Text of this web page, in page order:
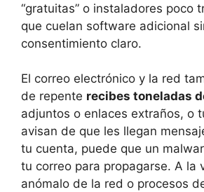
“gratuitas” o instaladores poco
que cuelan software adicional
consentimiento claro.
El correo electrónico y la red
de repente recibes toneladas
adjuntos o enlaces extraños, o
avisan de que les llegan
tu cuenta, puede que un
tu correo para propagarse. A la
anómalo de la red o procesos